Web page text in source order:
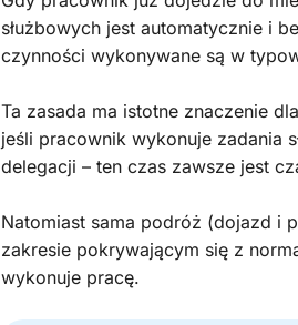
służbowych jest automatycznie i
czynności wykonywane są w
Ta zasada ma istotne znaczenie
jeśli pracownik wykonuje zadania
delegacji – ten czas zawsze jest
Natomiast sama podróż (dojazd i
zakresie pokrywającym się z
wykonuje pracę.